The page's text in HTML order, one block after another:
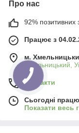
Про нас
92% позитивних
Працює з
м.
Хмельницький,
Контакти
Сьогодні
Показати весь